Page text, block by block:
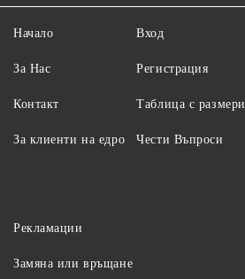
Начало
За Нас
Контакт
За клиенти на едро
Вход
Регистрация
Таблица с размери
Чести Въпроси
Рекламации
Замяна или връщане